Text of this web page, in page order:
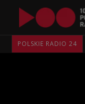
POLSKIE RADIO 24